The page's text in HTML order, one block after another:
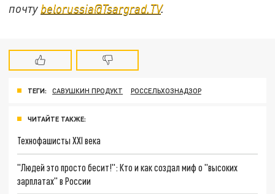
почту belorussia@Tsargrad.TV.
ТЕГИ: САВУШКИН ПРОДУКТ РОССЕЛЬХОЗНАДЗОР
ЧИТАЙТЕ ТАКЖЕ:
Технофашисты XXI века
"Людей это просто бесит!": Кто и как создал миф о "высоких
зарплатах" в России